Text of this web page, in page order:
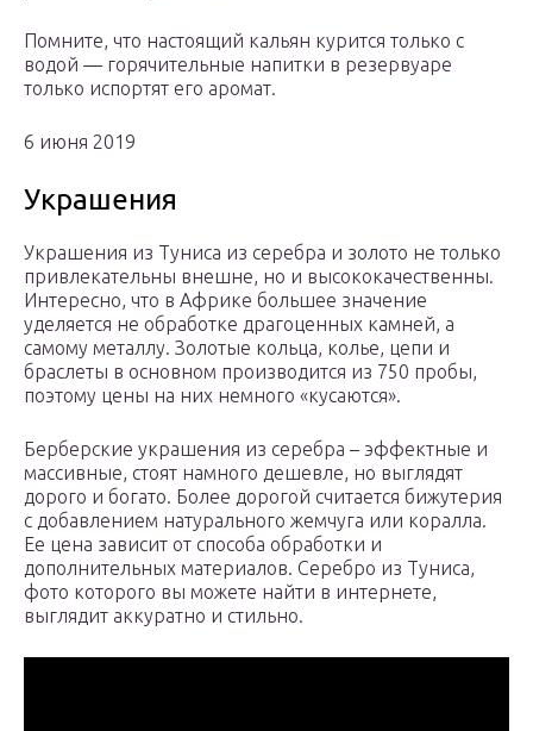
Помните, что настоящий кальян курится только с
водой — горячительные напитки в резервуаре
только испортят его аромат.
6 июня 2019
Украшения
Украшения из Туниса из серебра и золото не только
привлекательны внешне, но и высококачественны.
Интересно, что в Африке большее значение
уделяется не обработке драгоценных камней, а
самому металлу. Золотые кольца, колье, цепи и
браслеты в основном производится из 750 пробы,
поэтому цены на них немного «кусаются».
Берберские украшения из серебра – эффектные и
массивные, стоят намного дешевле, но выглядят
дорого и богато. Более дорогой считается бижутерия
с добавлением натурального жемчуга или коралла.
Ее цена зависит от способа обработки и
дополнительных материалов. Серебро из Туниса,
фото которого вы можете найти в интернете,
выглядит аккуратно и стильно.